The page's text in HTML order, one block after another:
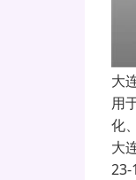
大
用
化
大
23-